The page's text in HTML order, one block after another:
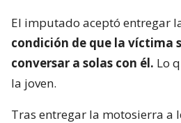
El imputado aceptó entregar
condición de que la víctima
conversar a solas con él. Lo
la joven.
Tras entregar la motosierra a